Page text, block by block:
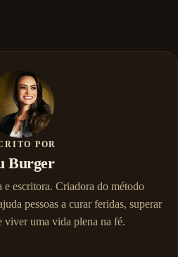
POR
Burger
e escritora. Criadora do método
pessoas a curar feridas, superar
viver uma vida plena na fé.